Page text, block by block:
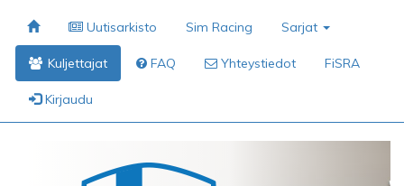
Uutisarkisto Sim Racing Sarjat
Kuljettajat FAQ Yhteystiedot FiSRA
Kirjaudu